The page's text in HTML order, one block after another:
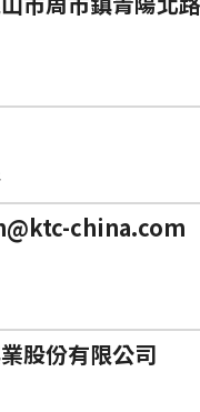
china.com
股份有限公司